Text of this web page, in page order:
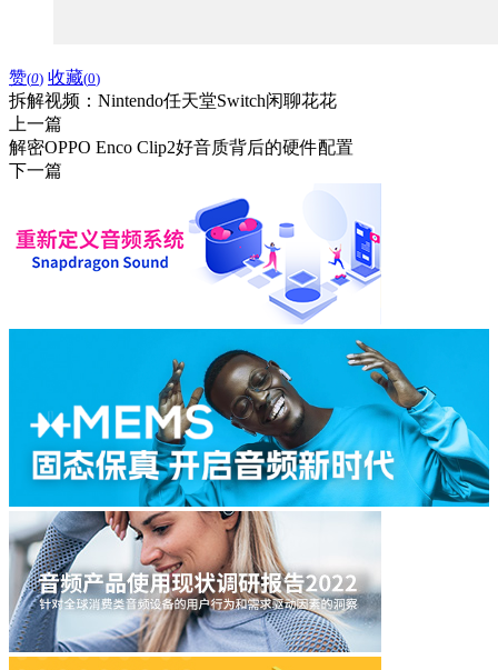
赞(0) 收藏(0)
拆解视频：Nintendo任天堂Switch闲聊花花
上一篇
解密OPPO Enco Clip2好音质背后的硬件配置
下一篇